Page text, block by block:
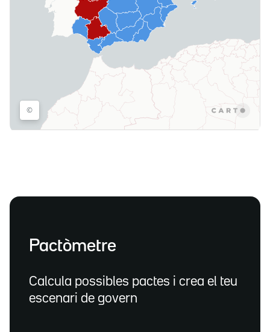
Pactòmetre
Calcula possibles pactes i crea el teu
escenari de govern